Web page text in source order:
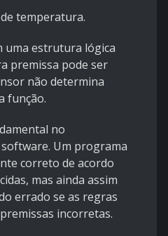
temperatura.
uma estrutura lógica
premissa pode ser
não determina
função.
no
Um programa
correto de acordo
mas ainda assim
errado se as regras
incorretas.